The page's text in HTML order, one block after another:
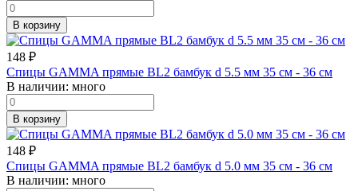
В корзину
148 ₽
Спицы GAMMA прямые BL2 бамбук d 5.5 мм 35 см - 36 см
В наличии: много
В корзину
148 ₽
Спицы GAMMA прямые BL2 бамбук d 5.0 мм 35 см - 36 см
В наличии: много